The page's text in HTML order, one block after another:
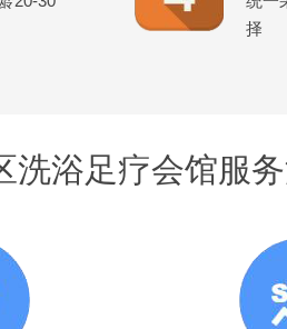
择
洗浴足疗会馆服